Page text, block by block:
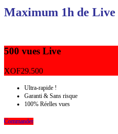
Maximum 1h de Live
500 vues Live
XOF29.500
Ultra-rapide !
Garanti & Sans risque
100% Réelles vues
Commander